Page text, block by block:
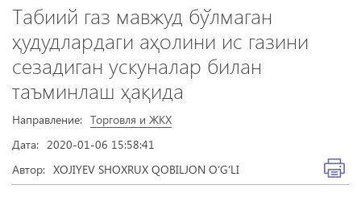
Табиий газ мавжуд бўлмаган
ҳудудлардаги аҳолини ис газини
сезадиган ускуналар билан
таъминлаш ҳақида
Направление: Торговля и ЖКХ
Дата: 2020-01-06 15:58:41
Автор: XOJIYEV SHOXRUX QOBILJON O‘G‘LI